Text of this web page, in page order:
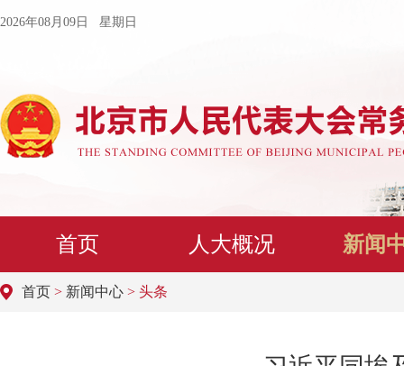
2026年08月09日 星期日
首页 人大概况 新闻
首页 > 新闻中心 > 头条